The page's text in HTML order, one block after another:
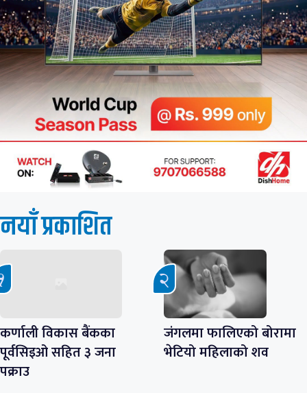
नयाँ प्रकाशित
कर्णाली विकास बैंकका
पूर्वसिइओ सहित ३ जना
पक्राउ
जंगलमा फालिएको बोरामा
भेटियो महिलाको शव